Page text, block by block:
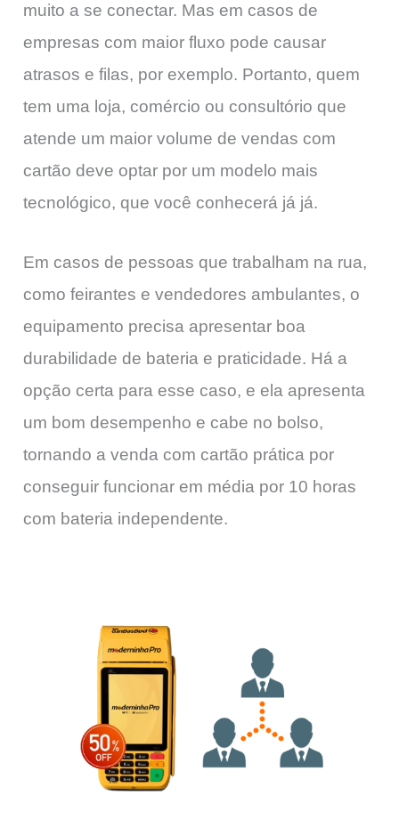
muito a se conectar. Mas em casos de
empresas com maior fluxo pode causar
atrasos e filas, por exemplo. Portanto, quem
tem uma loja, comércio ou consultório que
atende um maior volume de vendas com
cartão deve optar por um modelo mais
tecnológico, que você conhecerá já já.
Em casos de pessoas que trabalham na rua,
como feirantes e vendedores ambulantes, o
equipamento precisa apresentar boa
durabilidade de bateria e praticidade. Há a
opção certa para esse caso, e ela apresenta
um bom desempenho e cabe no bolso,
tornando a venda com cartão prática por
conseguir funcionar em média por 10 horas
com bateria independente.